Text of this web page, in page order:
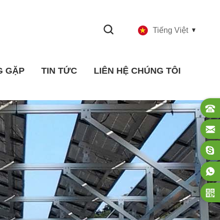
Tiếng Việt
GẶP TIN TỨC LIÊN HỆ CHÚNG TÔI